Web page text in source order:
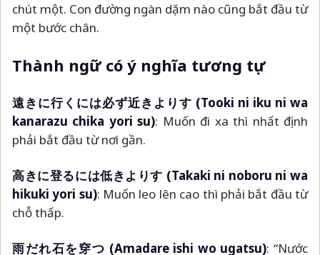
chút một. Con đường ngàn dặm nào cũng bắt đầu từ
một bước chân.
Thành ngữ có ý nghĩa tương tự
遠きに行くには必ず近きよりす (Tooki ni iku ni wa
kanarazu chika yori su): Muốn đi xa thì nhất định
phải bắt đầu từ nơi gần.
高きに登るには低きよりす (Takaki ni noboru ni wa
hikuki yori su): Muốn leo lên cao thì phải bắt đầu từ
chỗ thấp.
雨だれ石を穿つ (Amadare ishi wo ugatsu): “Nước